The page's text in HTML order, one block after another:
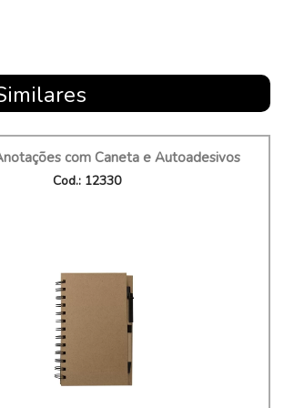
com Caneta e Autoadesivos
Cod.: 12330